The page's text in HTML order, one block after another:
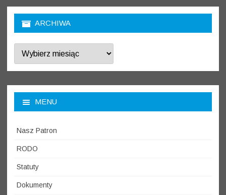
ARCHIWA
Archiwa
MENU
Nasz Patron
RODO
Statuty
Dokumenty